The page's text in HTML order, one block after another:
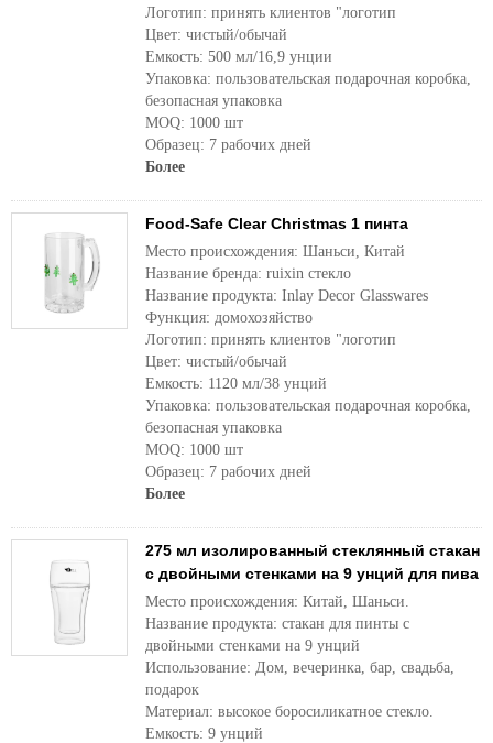
Логотип: принять клиентов "логотип
Цвет: чистый/обычай
Емкость: 500 мл/16,9 унции
Упаковка: пользовательская подарочная коробка,
безопасная упаковка
MOQ: 1000 шт
Образец: 7 рабочих дней
Более
Food-Safe Clear Christmas 1 пинта
Место происхождения: Шаньси, Китай
Название бренда: ruixin стекло
Название продукта: Inlay Decor Glasswares
Функция: домохозяйство
Логотип: принять клиентов "логотип
Цвет: чистый/обычай
Емкость: 1120 мл/38 унций
Упаковка: пользовательская подарочная коробка,
безопасная упаковка
MOQ: 1000 шт
Образец: 7 рабочих дней
Более
275 мл изолированный стеклянный стакан
с двойными стенками на 9 унций для пива
Место происхождения: Китай, Шаньси.
Название продукта: стакан для пинты с
двойными стенками на 9 унций
Использование: Дом, вечеринка, бар, свадьба,
подарок
Материал: высокое боросиликатное стекло.
Емкость: 9 унций